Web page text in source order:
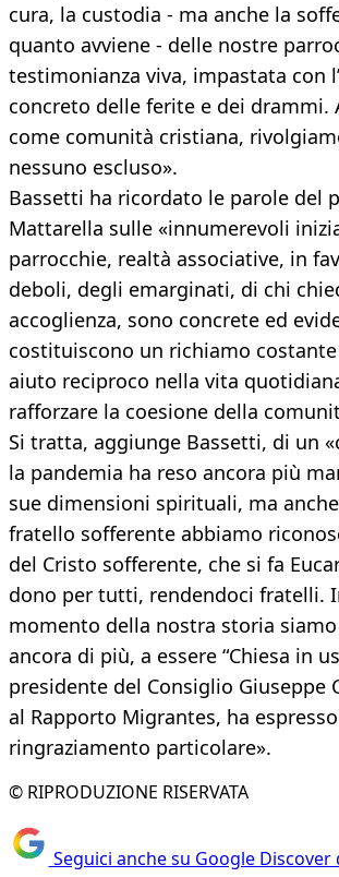
cura, la custodia - ma anche la
quanto avviene - delle nostre
testimonianza viva, impastata con
concreto delle ferite e dei drammi.
come comunità cristiana,
nessuno escluso».
Bassetti ha ricordato le parole del
Mattarella sulle «innumerevoli
parrocchie, realtà associative, in
deboli, degli emarginati, di chi
accoglienza, sono concrete ed
costituiscono un richiamo costante
aiuto reciproco nella vita
rafforzare la coesione della
Si tratta, aggiunge Bassetti, di un
la pandemia ha reso ancora più
sue dimensioni spirituali, ma
fratello sofferente abbiamo
del Cristo sofferente, che si fa
dono per tutti, rendendoci fratelli.
momento della nostra storia
ancora di più, a essere “Chiesa in
presidente del Consiglio Giuseppe
al Rapporto Migrantes, ha
ringraziamento particolare».
© RIPRODUZIONE RISERVATA
Seguici anche su Google Discover